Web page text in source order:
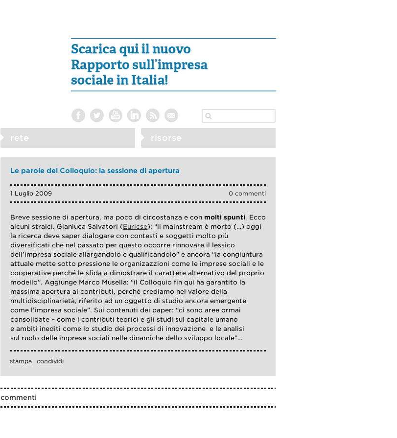
rete risorse
Le parole del Colloquio: la sessione di apertura
0 commenti
1 Luglio 2009
Breve sessione di apertura, ma poco di circostanza e con molti spunti. Ecco
alcuni stralci. Gianluca Salvatori (Euricse): “il mainstream è morto (…) oggi
la ricerca deve saper dialogare con contesti e soggetti molto più
diversificati che nel passato per questo occorre rinnovare il lessico
dell’impresa sociale allargandolo e qualificandolo” e ancora “la congiuntura
attuale mette sotto pressione le organizazzioni come le imprese sociali e le
cooperative perché le sfida a dimostrare il carattere alternativo del proprio
modello”. Aggiunge Marco Musella: “il Colloquio fin qui ha garantito la
massima apertura ai contributi, perché crediamo nel valore della
multidisciplinarietà, riferito ad un oggetto di studio ancora emergente
come l’impresa sociale”. Sui contenuti dei paper: “ci sono aree ormai
consolidate – come i contributi teorici e gli studi sul capitale umano
e ambiti inediti come lo studio dei processi di innovazione e le analisi
sul ruolo delle imprese sociali nelle dinamiche dello sviluppo locale”…
stampa condividi
commenti